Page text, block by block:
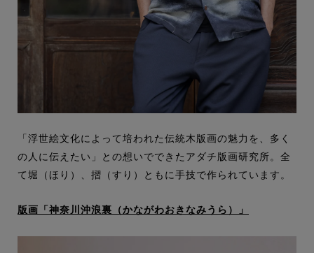
「浮世絵文化によって培われた伝統木版画の魅力を、多く
の人に伝えたい」との想いでできたアダチ版画研究所。全
て堀（ほり）、摺（すり）ともに手技で作られています。
版画「神奈川沖浪裏（かながわおきなみうら）」